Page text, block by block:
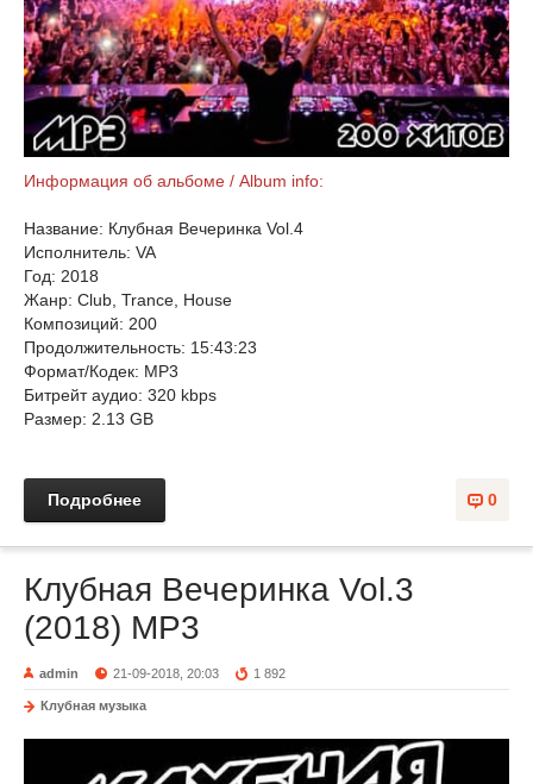
Информация об альбоме / Album info:
Название: Клубная Вечеринка Vol.4
Исполнитель: VA
Год: 2018
Жанр: Club, Trance, House
Композиций: 200
Продолжительность: 15:43:23
Формат/Кодек: MP3
Битрейт аудио: 320 kbps
Размер: 2.13 GB
0
Подробнее
Клубная Вечеринка Vol.3
(2018) MP3
admin 21-09-2018, 20:03 1 892
Клубная музыка